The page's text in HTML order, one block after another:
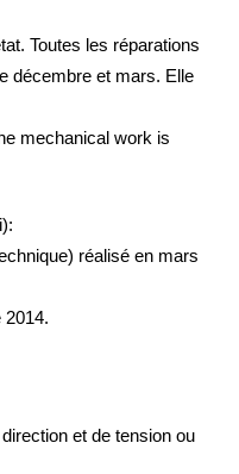
Toutes les réparations
décembre et mars. Elle
mechanical work is
réalisé en mars
2014.
et de tension ou